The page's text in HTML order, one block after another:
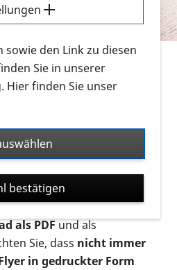
bzw. herunterladen
dieErklärvideos zum
der PRO RETINA-Website
Menschen an.
sämtliches Infomaterial
um ausschließlich
Audios oder Videos zu
und Broschüren werden in
angeboten: zur
als gedruckte Variante
als PDFund als
Sie, dass nicht immer
in gedruckter Form
den Link zu diesen
Sie in unserer
. Hier finden Sie unser
bestätigen